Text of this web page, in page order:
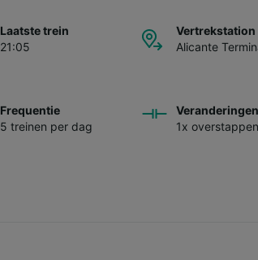
Laatste trein
21:05
Vertrekstation
Alicante
Frequentie
5 treinen per dag
Veranderingen
1x overstappen